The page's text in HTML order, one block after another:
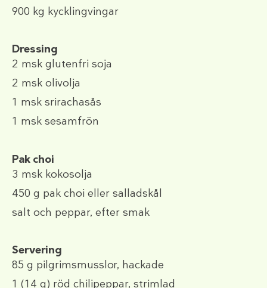
900 kg kycklingvingar
Dressing
2 msk glutenfri soja
2 msk olivolja
1 msk srirachasås
1 msk sesamfrön
Pak choi
3 msk kokosolja
450 g pak choi eller salladskål
salt och peppar, efter smak
Servering
85 g pilgrimsmusslor, hackade
1 (14 g) röd chilipeppar, strimlad